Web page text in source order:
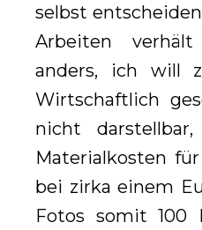
selbst
Arbeiten
anders, ich will
Wirtschaftlich
nicht
Materialkosten
bei zirka einem
Fotos somit 100